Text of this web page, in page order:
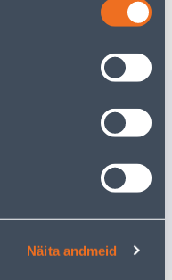
Näita andmeid
€ с 28.08.2026